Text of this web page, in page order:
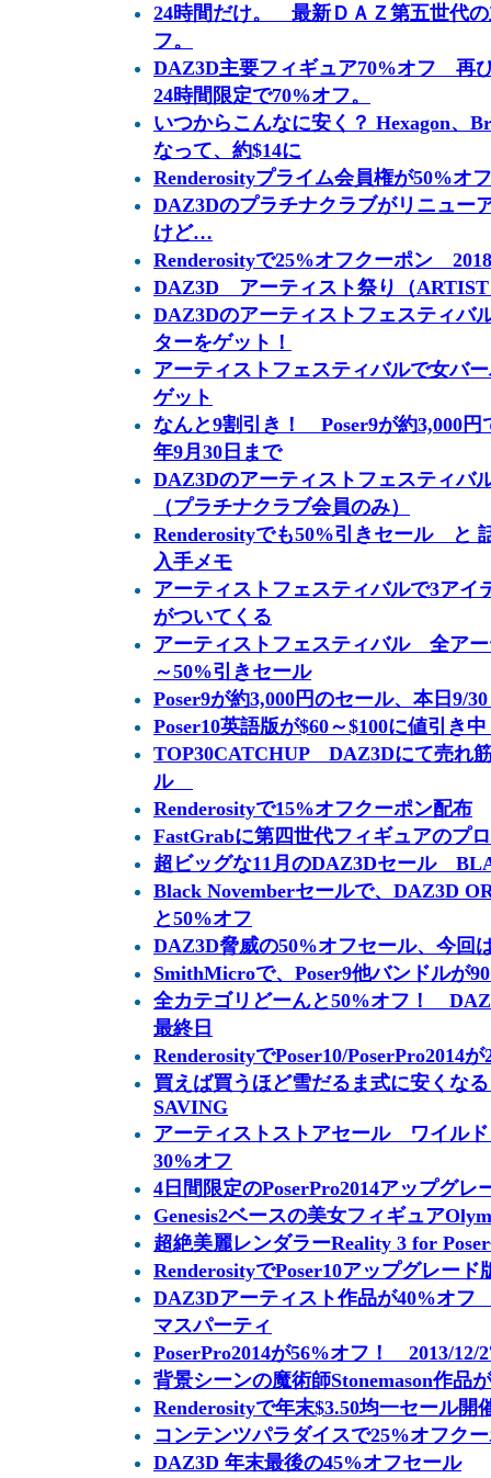
24時間だけ。 最新ＤＡＺ第五世代
フ。
DAZ3D主要フィギュア70%オフ 再
24時間限定で70%オフ。
いつからこんなに安く？ Hexagon、
なって、約$14に
Renderosityプライム会員権が50%オ
DAZ3Dのプラチナクラブがリニュ
けど…
Renderosityで25%オフクーポン
DAZ3D アーティスト祭り（
DAZ3Dのアーティストフェスティバ
ターをゲット！
アーティストフェスティバルで女バ
ゲット
なんと9割引き！ Poser9が約3,000
年9月30日まで
DAZ3Dのアーティストフェスティバ
（プラチナクラブ会員のみ）
Renderosityでも50%引きセール と
入手メモ
アーティストフェスティバルで3アイ
がついてくる
アーティストフェスティバル 全ア
～50%引きセール
Poser9が約3,000円のセール、本日9/
Poser10英語版が$60～$100に値引き
TOP30CATCHUP DAZ3Dにて売れ
ル
Renderosityで15%オフクーポン配布
FastGrabに第四世代フィギュアのプ
超ビッグな11月のDAZ3Dセール
Black Novemberセールで、DAZ3D
と50%オフ
DAZ3D脅威の50%オフセール、今回
SmithMicroで、Poser9他バンドルが
全カテゴリどーんと50%オフ！
最終日
RenderosityでPoser10/PoserPro2014
買えば買うほど雪だるま式に安くな
SAVING
アーティストストアセール ワイル
30%オフ
4日間限定のPoserPro2014アップグレ
Genesis2ベースの美女フィギュア
超絶美麗レンダラーReality 3 for
RenderosityでPoser10アップグレー
DAZ3Dアーティスト作品が40%オ
マスパーティ
PoserPro2014が56%オフ！ 2013/12/
背景シーンの魔術師Stonemason作品
Renderosityで年末$3.50均一セール
コンテンツパラダイスで25%オフク
DAZ3D 年末最後の45%オフセール